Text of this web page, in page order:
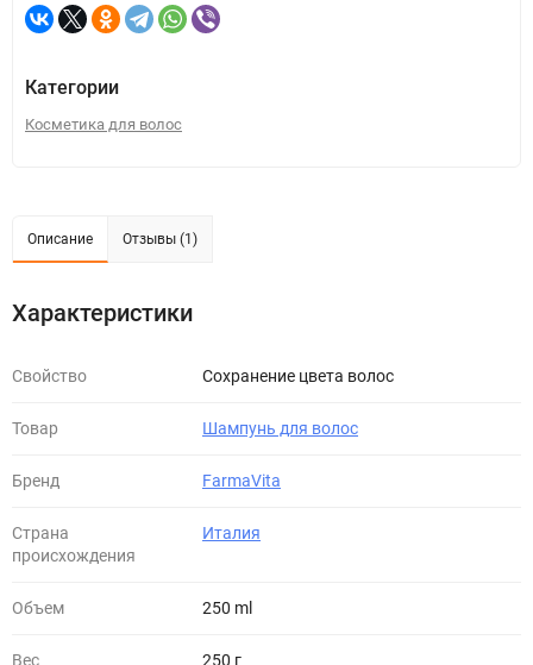
Категории
Косметика для волос
Описание Отзывы (1)
Характеристики
Свойство Сохранение цвета волос
Товар Шампунь для волос
Бренд FarmaVita
Страна
происхождения
Италия
Объем 250 ml
Вес 250 г